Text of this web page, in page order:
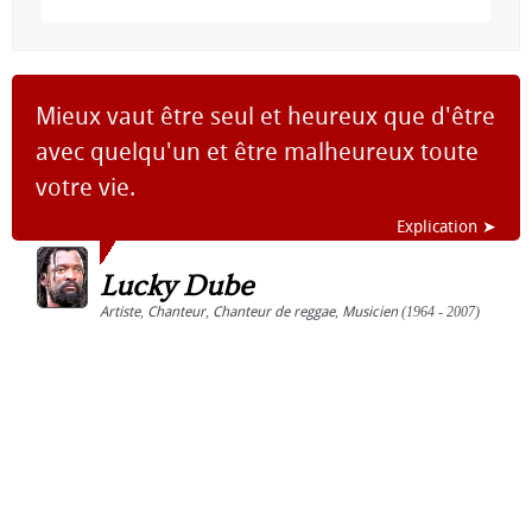
Mieux vaut être seul et heureux que d'être
avec quelqu'un et être malheureux toute
votre vie.
Explication ➤
Lucky Dube
Artiste, Chanteur, Chanteur de reggae, Musicien(1964 - 2007)